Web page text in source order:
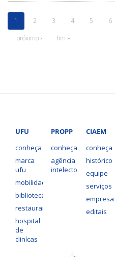
1 2 3 4 5 6
próximo ›
fim »
UFU
conheça
marca
ufu
mobilidade
bibliotecas
restaurantes
hospital
de
clinícas
PROPP
conheça
agência
intelecto
CIAEM
conheça
histórico
equipe
serviços
empresas
editais